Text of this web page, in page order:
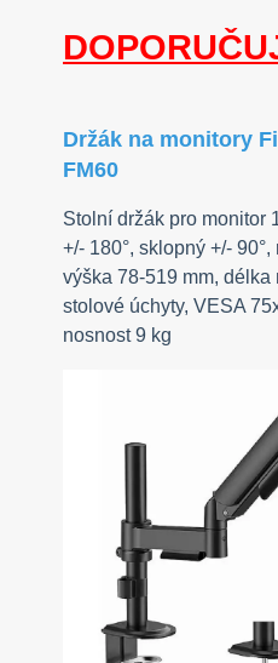
Držák na monitory
FM60
Stolní držák pro monitor
+/- 180°, sklopný +/- 90°,
výška 78-519 mm, délka
stolové úchyty, VESA
nosnost 9 kg